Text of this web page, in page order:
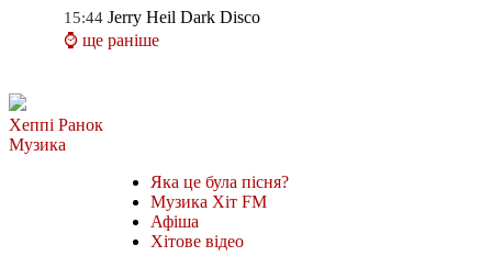
15:44 Jerry Heil Dark Disco
⌚ ще раніше
Хеппі Ранок
Музика
Яка це була пісня?
Музика Хіт FM
Афіша
Хітове відео